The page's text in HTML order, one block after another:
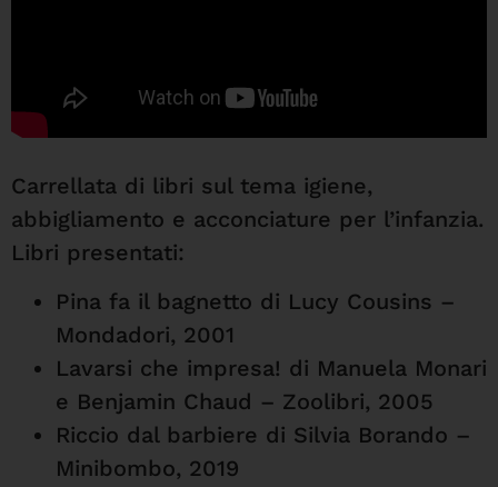
Carrellata di libri sul tema igiene,
abbigliamento e acconciature per l’infanzia.
Libri presentati:
Pina fa il bagnetto di Lucy Cousins –
Mondadori, 2001
Lavarsi che impresa! di Manuela Monari
e Benjamin Chaud – Zoolibri, 2005
Riccio dal barbiere di Silvia Borando –
Minibombo, 2019